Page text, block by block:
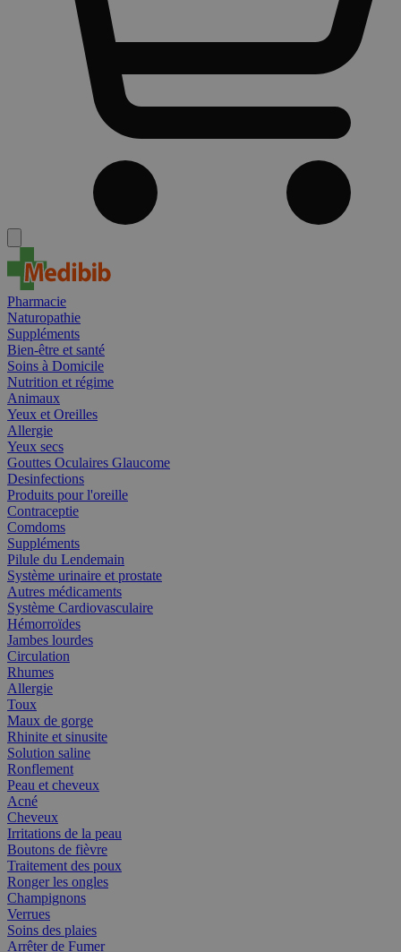
Pharmacie
Naturopathie
Suppléments
Bien-être et santé
Soins à Domicile
Nutrition et régime
Animaux
Yeux et Oreilles
Allergie
Yeux secs
Gouttes Oculaires Glaucome
Desinfections
Produits pour l'oreille
Contraceptie
Comdoms
Suppléments
Pilule du Lendemain
Système urinaire et prostate
Autres médicaments
Système Cardiovasculaire
Hémorroïdes
Jambes lourdes
Circulation
Rhumes
Allergie
Toux
Maux de gorge
Rhinite et sinusite
Solution saline
Ronflement
Peau et cheveux
Acné
Cheveux
Irritations de la peau
Boutons de fièvre
Traitement des poux
Ronger les ongles
Champignons
Verrues
Soins des plaies
Arrêter de Fumer